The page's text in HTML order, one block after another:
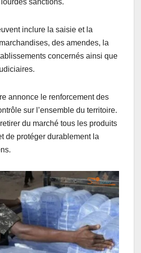
sanctions.
inclure la saisie et la
des amendes, la
concernés ainsi que
annonce le renforcement des
sur l’ensemble du territoire.
retirer du marché tous les produits
de protéger durablement la